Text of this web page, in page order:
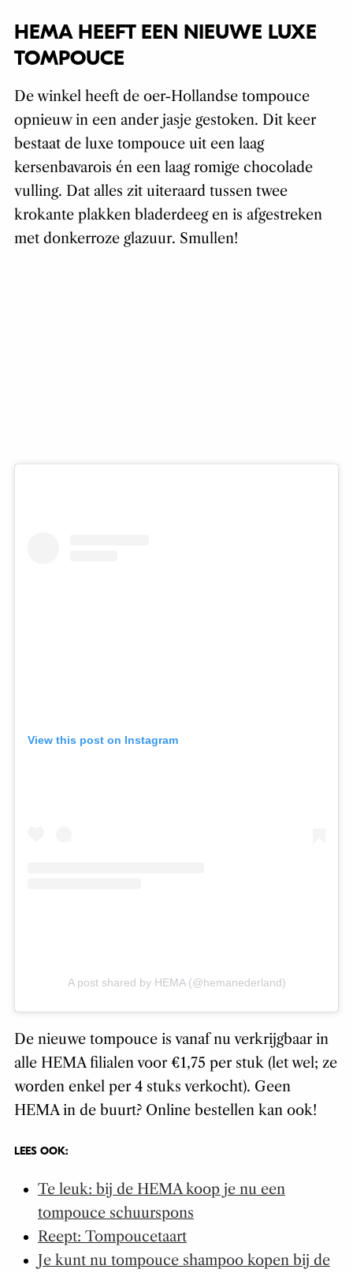
HEMA HEEFT EEN NIEUWE LUXE
TOMPOUCE
De winkel heeft de oer-Hollandse tompouce
opnieuw in een ander jasje gestoken. Dit keer
bestaat de luxe tompouce uit een laag
kersenbavarois én een laag romige chocolade
vulling. Dat alles zit uiteraard tussen twee
krokante plakken bladerdeeg en is afgestreken
met donkerroze glazuur. Smullen!
View this post on Instagram
A post shared by HEMA (@hemanederland)
De nieuwe tompouce is vanaf nu verkrijgbaar in
alle HEMA filialen voor €1,75 per stuk (let wel; ze
worden enkel per 4 stuks verkocht). Geen
HEMA in de buurt? Online bestellen kan ook!
LEES OOK:
Te leuk: bij de HEMA koop je nu een
tompouce schuurspons
Reept: Tompoucetaart
Je kunt nu tompouce shampoo kopen bij de